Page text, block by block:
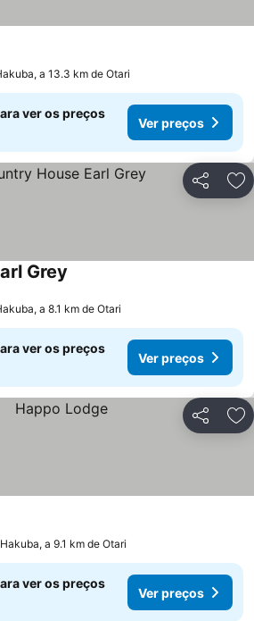
a 13.3 km de Otari
ver os preços
Ver preços
Partilhar
Grey
a 8.1 km de Otari
ver os preços
Ver preços
Partilhar
Hakuba, a 9.1 km de Otari
ver os preços
Ver preços